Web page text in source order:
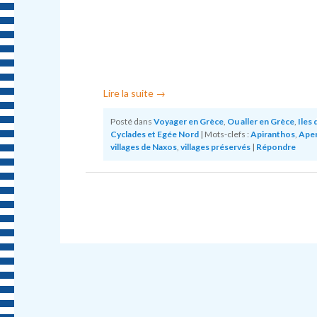
Lire la suite →
Posté dans Voyager en Grèce, Ou aller en Grèce, Iles
Cyclades et Egée Nord | Mots-clefs : Apiranthos,
villages de Naxos, villages préservés | Répondre